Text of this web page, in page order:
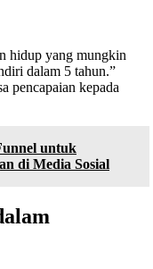
hidup yang mungkin
dalam 5 tahun.”
pencapaian kepada
untuk
di Media Sosial